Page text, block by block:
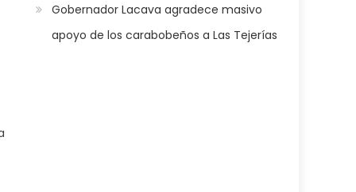
Gobernador Lacava agradece masivo
apoyo de los carabobeños a Las Tejerías